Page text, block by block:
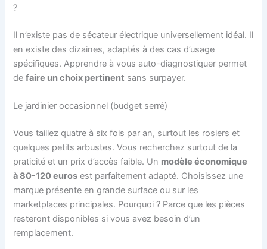
?
Il n’existe pas de sécateur électrique universellement idéal. Il
en existe des dizaines, adaptés à des cas d’usage
spécifiques. Apprendre à vous auto-diagnostiquer permet
defaire un choix pertinent sans surpayer.
Le jardinier occasionnel (budget serré)
Vous taillez quatre à six fois par an, surtout les rosiers et
quelques petits arbustes. Vous recherchez surtout de la
praticité et un prix d’accès faible. Un modèle économique
à 80-120 euros est parfaitement adapté. Choisissez une
marque présente en grande surface ou sur les
marketplaces principales. Pourquoi ? Parce que les pièces
resteront disponibles si vous avez besoin d’un
remplacement.